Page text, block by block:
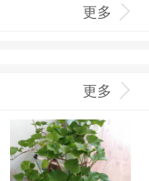
更多
更多